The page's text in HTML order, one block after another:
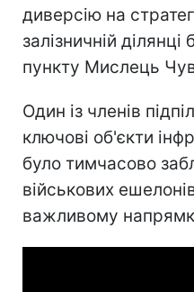
диверсію на
залізничній
пункту Мислець
Один із членів
ключові об'єкти
було тимчасово
військових
важливому